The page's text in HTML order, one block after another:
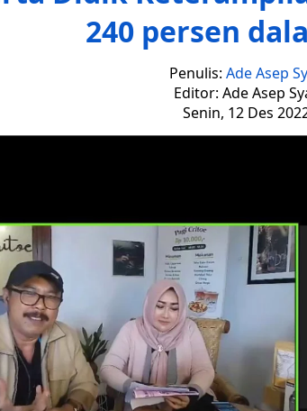
240 persen
Penulis: Ade Asep
Editor: Ade Asep
Senin, 12 Des